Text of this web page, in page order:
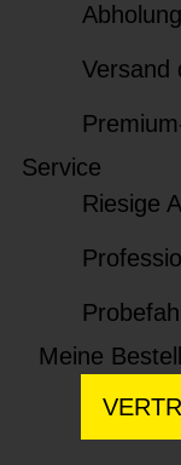
Versand
Service
Riesige
Meine